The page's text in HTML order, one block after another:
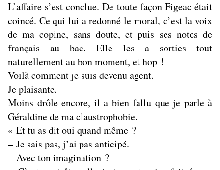
L’affaire s’est conclue. De toute façon Figeac était
coincé. Ce qui lui a redonné le moral, c’est la voix
de ma copine, sans doute, et puis ses notes de
français au bac. Elle les a sorties tout
naturellement au bon moment, et hop !
Voilà comment je suis devenu agent.
Je plaisante.
Moins drôle encore, il a bien fallu que je parle à
Géraldine de ma claustrophobie.
« Et tu as dit oui quand même ?
– Je sais pas, j’ai pas anticipé.
– Avec ton imagination ?